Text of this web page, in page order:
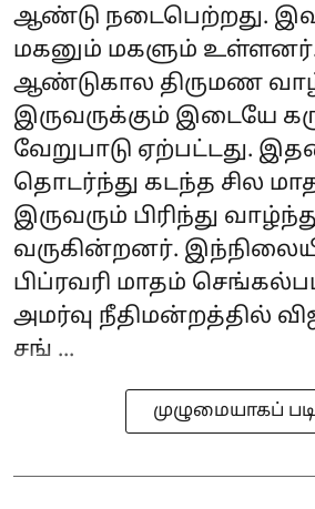
ஆண்டு நடைபெற்றது.
மகனும் மகளும் உள்ளனர்.
ஆண்டுகால திருமண
இருவருக்கும் இடையே
வேறுபாடு ஏற்பட்டது.
தொடர்ந்து கடந்த சில
இருவரும் பிரிந்து
வருகின்றனர்.
பிப்ரவரி மாதம்
அமர்வு நீதிமன்றத்தில்
சங் ...
முழுமையாகப்